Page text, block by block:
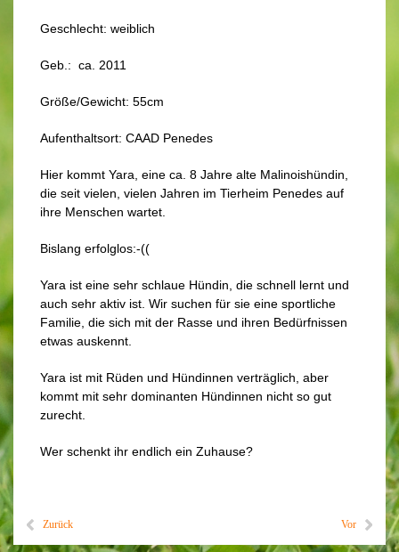
Geschlecht: weiblich
Geb.: ca. 2011
Größe/Gewicht: 55cm
Aufenthaltsort: CAAD Penedes
Hier kommt Yara, eine ca. 8 Jahre alte Malinoishündin,
die seit vielen, vielen Jahren im Tierheim Penedes auf
ihre Menschen wartet.
Bislang erfolglos:-((
Yara ist eine sehr schlaue Hündin, die schnell lernt und
auch sehr aktiv ist. Wir suchen für sie eine sportliche
Familie, die sich mit der Rasse und ihren Bedürfnissen
etwas auskennt.
Yara ist mit Rüden und Hündinnen verträglich, aber
kommt mit sehr dominanten Hündinnen nicht so gut
zurecht.
Wer schenkt ihr endlich ein Zuhause?
Zurück Vor